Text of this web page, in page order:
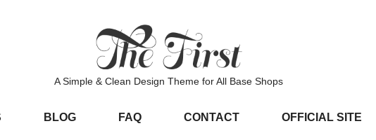
A Simple & Clean Design Theme for All Base Shops
BLOG FAQ CONTACT OFFICIAL SITE